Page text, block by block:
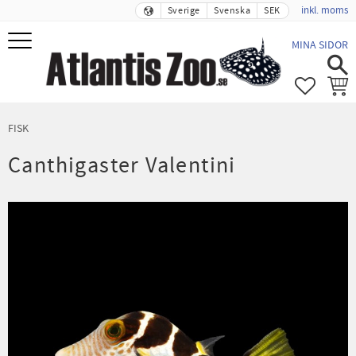
Meny
Sverige Svenska SEK inkl. moms
MINA SIDOR
FISK
Canthigaster Valentini